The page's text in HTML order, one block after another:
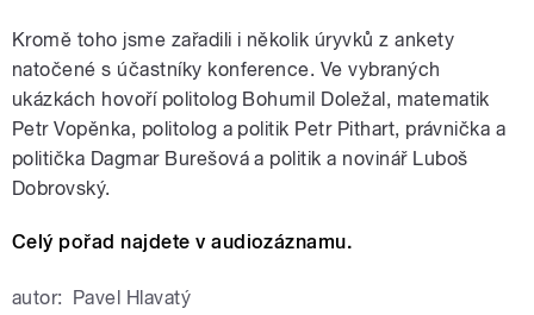
Kromě toho jsme zařadili i několik úryvků z ankety
natočené s účastníky konference. Ve vybraných
ukázkách hovoří politolog Bohumil Doležal, matematik
Petr Vopěnka, politolog a politik Petr Pithart, právnička a
politička Dagmar Burešová a politik a novinář Luboš
Dobrovský.
Celý pořad najdete v audiozáznamu.
autor: Pavel Hlavatý